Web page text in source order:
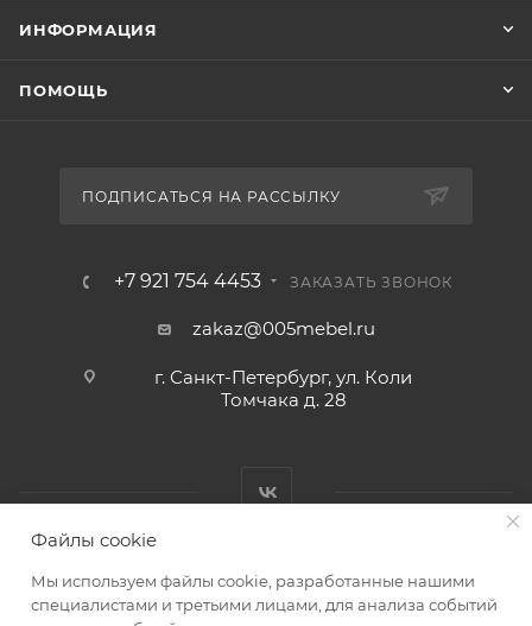
ИНФОРМАЦИЯ
ПОМОЩЬ
ПОДПИСАТЬСЯ НА РАССЫЛКУ
+7 921 754 4453 ЗАКАЗАТЬ ЗВОНОК
zakaz@005mebel.ru
г. Санкт-Петербург, ул. Коли
Томчака д. 28
Файлы cookie
Мы используем файлы cookie, разработанные нашими
специалистами и третьими лицами, для анализа событий